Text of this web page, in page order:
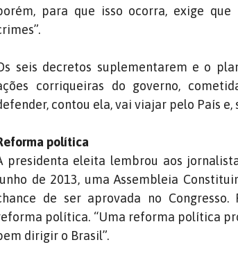
para que isso ocorra, exige que
seis decretos suplementarem e o
corriqueiras do governo,
contou ela, vai viajar pelo País e,
política
presidenta eleita lembrou aos
de 2013, uma Assembleia
de ser aprovada no
política. “Uma reforma política
dirigir o Brasil”.